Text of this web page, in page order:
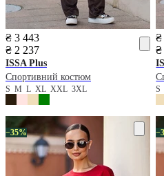
₴ 3 443
₴ 2 237
ISSA Plus
Спортивний костюм
S M L XL XXL 3XL
₴
₴
−35%